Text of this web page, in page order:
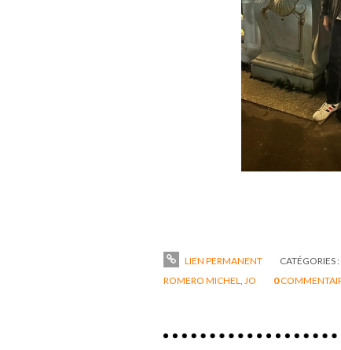
LIEN PERMANENT CATÉGORIES :
ROMERO MICHEL
JO 0